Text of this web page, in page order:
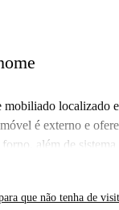
mobiliado localizado
é externo e
além de
O apartamento
que não tenha de